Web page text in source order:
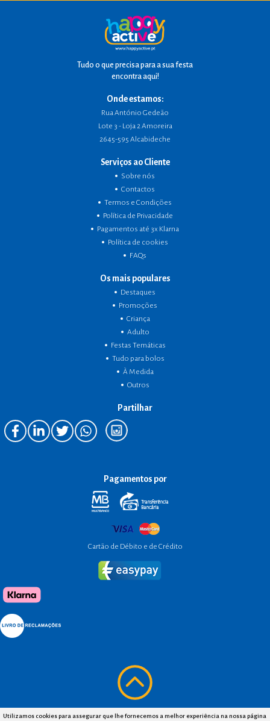
Tudo o que precisa para a sua festa
encontra aqui!
Onde estamos:
Rua António Gedeão
Lote 3 - Loja 2 Amoreira
2645-595 Alcabideche
Serviços ao Cliente
Sobre nós
Contactos
Termos e Condições
Política de Privacidade
Pagamentos até 3x Klarna
Política de cookies
FAQs
Os mais populares
Destaques
Promoções
Criança
Adulto
Festas Temáticas
Tudo para bolos
À Medida
Outros
Partilhar
Pagamentos por
Cartão de Débito e de Crédito
Utilizamos cookies para assegurar que lhe fornecemos a melhor experiência na nossa página